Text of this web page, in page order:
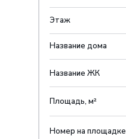
Этаж
Название дома
Название ЖК
Площадь, м²
Номер на площадке